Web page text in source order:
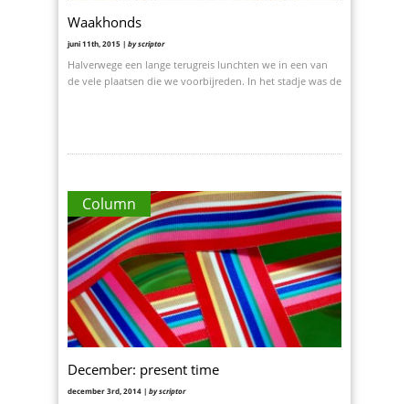
Waakhonds
juni 11th, 2015 | by scriptor
Halverwege een lange terugreis lunchten we in een van
de vele plaatsen die we voorbijreden. In het stadje was de
Column
December: present time
december 3rd, 2014 | by scriptor